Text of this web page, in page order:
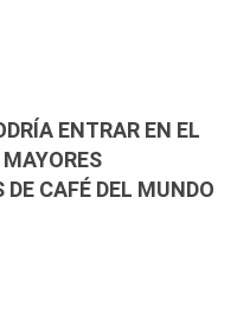
ENTRAR EN EL
DE CAFÉ DEL MUNDO